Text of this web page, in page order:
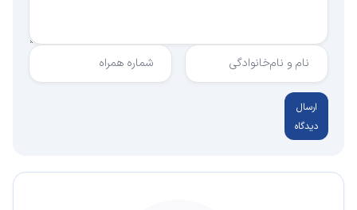
نام و نام‌خانوادگی شماره همراه
ارسال
دیدگاه